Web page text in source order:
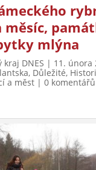
měsíc,
mlýna
kraj DNES | 11. února
, Důležité,
a měst| 0 komentářů